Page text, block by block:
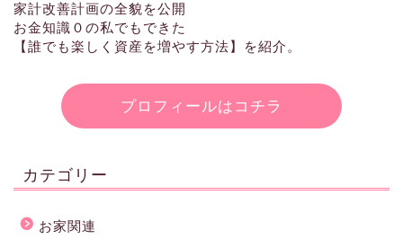
家計改善計画の全貌を公開
お金知識０の私でもできた
【誰でも楽しく資産を増やす方法】を紹介。
プロフィールはコチラ
カテゴリー
お家関連